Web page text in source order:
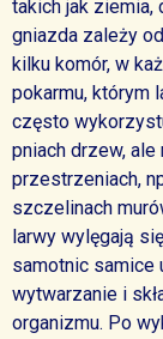
takich jak ziemia,
gniazda zależy
kilku komór, w
pokarmu, którym
często
pniach drzew,
przestrzeniach,
szczelinach
larwy wylęgają
samotnic samice
wytwarzanie i
organizmu. Po